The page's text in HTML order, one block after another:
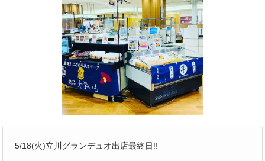
5/18(火)立川グランデュオ出店最終日‼️